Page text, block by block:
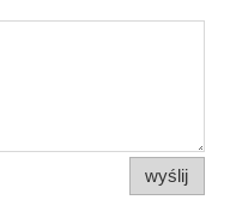
wyślij